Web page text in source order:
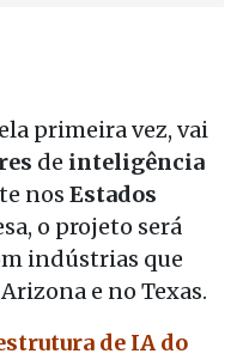
primeira vez, vai
de inteligência
nos Estados
o projeto será
indústrias que
e no Texas.
de IA do